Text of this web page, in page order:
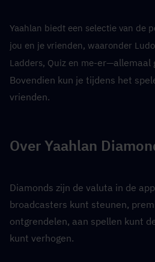
Yaahlan biedt een selectie van de
jou en je vrienden, waaronder
Ladders, Quiz en me-er—allemaal
Bovendien kun je tijdens het
vrienden.
Over Yaahlan
Diamonds zijn de valuta in de
broadcasters kunt steunen,
ontgrendelen, aan spellen kunt
kunt verhogen.